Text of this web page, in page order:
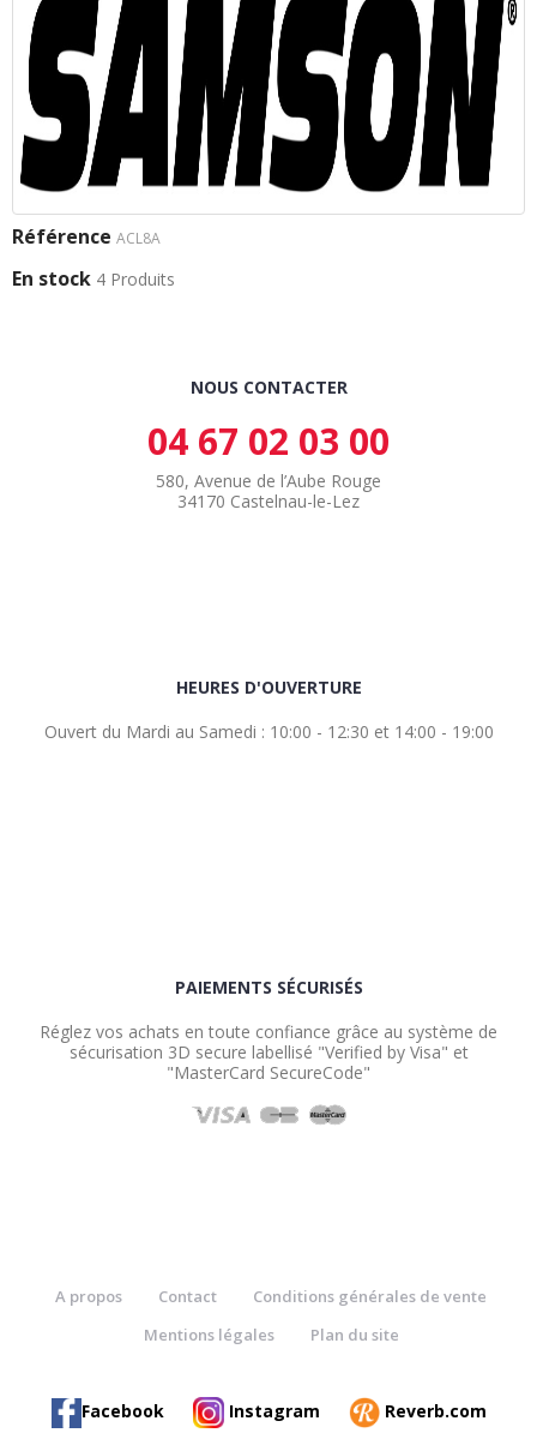
Référence ACL8A
En stock 4 Produits
NOUS CONTACTER
04 67 02 03 00
580, Avenue de l’Aube Rouge
34170 Castelnau-le-Lez
HEURES D'OUVERTURE
Ouvert du Mardi au Samedi : 10:00 - 12:30 et 14:00 - 19:00
PAIEMENTS SÉCURISÉS
Réglez vos achats en toute confiance grâce au système de
sécurisation 3D secure labellisé "Verified by Visa" et
"MasterCard SecureCode"
A propos Contact
Conditions générales de vente
Mentions légales
Plan du site
Facebook Instagram Reverb.com